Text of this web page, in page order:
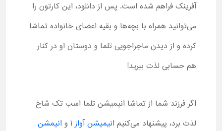
آفرینک فراهم شده است. پس از دانلود، این کارتون را
می‌توانید همراه با بچه‌ها و بقیه اعضای خانواده تماشا
کرده و از دیدن ماجراجویی تلما و دوستان او در کنار
هم حسابی لذت ببرید!
اگر فرزند شما از تماشا انیمیشن تلما اسب تک شاخ
لذت برد، پیشنهاد می‌کنیم انیمیشن آواز 1 و انیمشن